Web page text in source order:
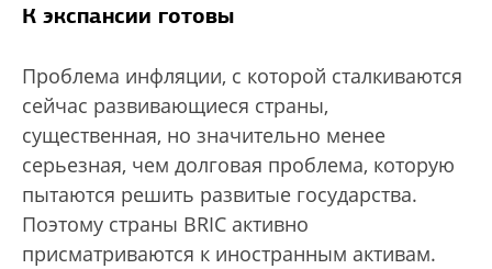
К экспансии готовы
Проблема инфляции, с которой сталкиваются
сейчас развивающиеся страны,
существенная, но значительно менее
серьезная, чем долговая проблема, которую
пытаются решить развитые государства.
Поэтому страны BRIC активно
присматриваются к иностранным активам.